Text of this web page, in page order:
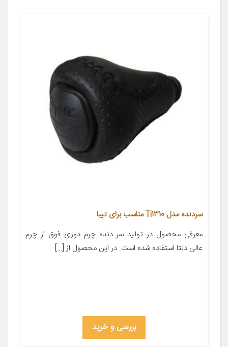
سردنده مدل Ti1310 مناسب برای تیبا
معرفی محصول در تولید سر دنده چرم دوزی فوق از چرم
عالی دلتا استفاده شده است. در این محصول از […]
بررسی و خرید